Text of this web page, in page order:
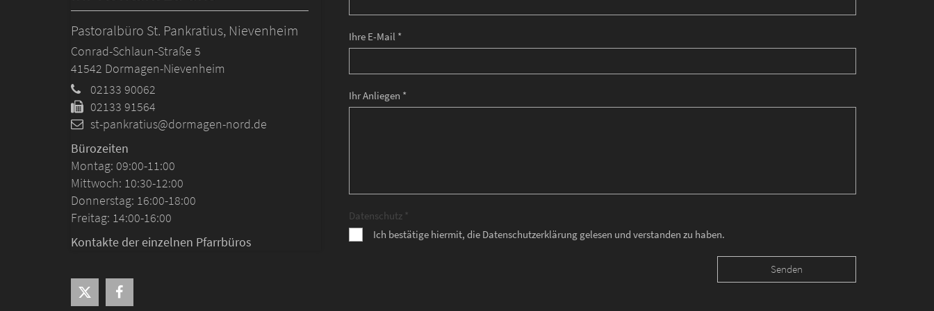
Ihre E-Mail *
Ihr Anliegen *
Datenschutz *
Ich bestätige hiermit, die Datenschutzerklärung gelesen und verstanden zu haben.
Pastoralbüro St. Pankratius, Nievenheim
Conrad-Schlaun-Straße 5
41542 Dormagen-Nievenheim
02133 90062
02133 91564
st-pankratius@dormagen-nord.de
Bürozeiten
Montag: 09:00-11:00
Mittwoch: 10:30-12:00
Donnerstag: 16:00-18:00
Freitag: 14:00-16:00
Kontakte der einzelnen Pfarrbüros